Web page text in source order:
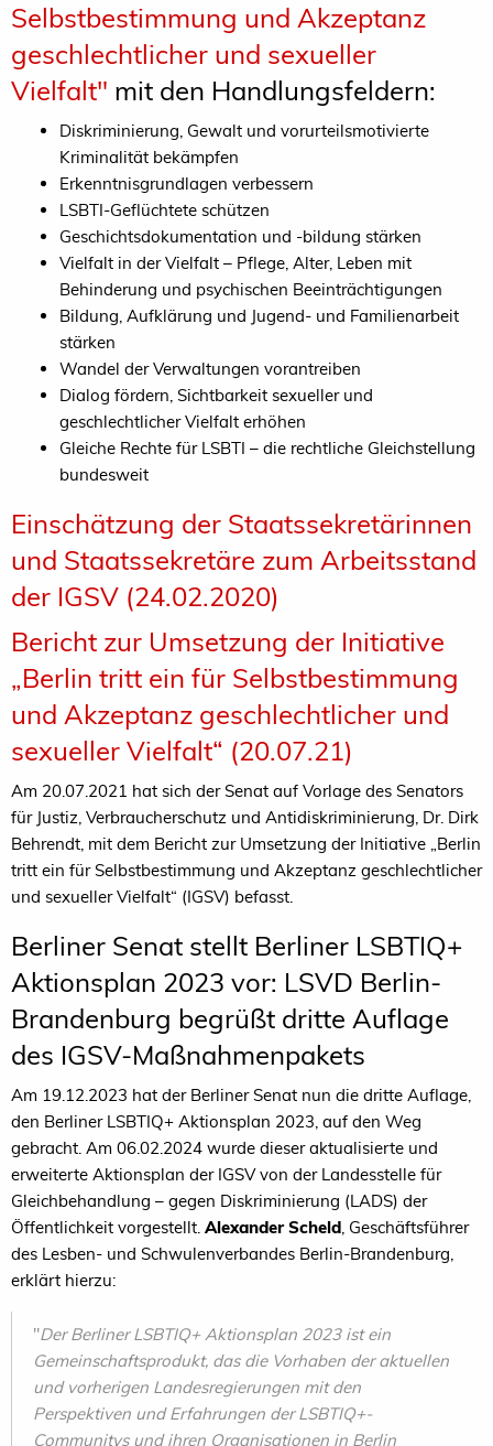
Selbstbestimmung und Akzeptanz
geschlechtlicher und sexueller
Vielfalt" mit den Handlungsfeldern:
Diskriminierung, Gewalt und vorurteilsmotivierte
Kriminalität bekämpfen
Erkenntnisgrundlagen verbessern
LSBTI-Geflüchtete schützen
Geschichtsdokumentation und -bildung stärken
Vielfalt in der Vielfalt – Pflege, Alter, Leben mit
Behinderung und psychischen Beeinträchtigungen
Bildung, Aufklärung und Jugend- und Familienarbeit
stärken
Wandel der Verwaltungen vorantreiben
Dialog fördern, Sichtbarkeit sexueller und
geschlechtlicher Vielfalt erhöhen
Gleiche Rechte für LSBTI – die rechtliche Gleichstellung
bundesweit
Einschätzung der Staatssekretärinnen
und Staatssekretäre zum Arbeitsstand
der IGSV (24.02.2020)
Bericht zur Umsetzung der Initiative
„Berlin tritt ein für Selbstbestimmung
und Akzeptanz geschlechtlicher und
sexueller Vielfalt“ (20.07.21)
Am 20.07.2021 hat sich der Senat auf Vorlage des Senators
für Justiz, Verbraucherschutz und Antidiskriminierung, Dr. Dirk
Behrendt, mit dem Bericht zur Umsetzung der Initiative „Berlin
tritt ein für Selbstbestimmung und Akzeptanz geschlechtlicher
und sexueller Vielfalt“ (IGSV) befasst.
Berliner Senat stellt Berliner LSBTIQ+
Aktionsplan 2023 vor: LSVD Berlin-
Brandenburg begrüßt dritte Auflage
des IGSV-Maßnahmenpakets
Am 19.12.2023 hat der Berliner Senat nun die dritte Auflage,
den Berliner LSBTIQ+ Aktionsplan 2023, auf den Weg
gebracht. Am 06.02.2024 wurde dieser aktualisierte und
erweiterte Aktionsplan der IGSV von der Landesstelle für
Gleichbehandlung – gegen Diskriminierung (LADS) der
Öffentlichkeit vorgestellt. Alexander Scheld, Geschäftsführer
des Lesben- und Schwulenverbandes Berlin-Brandenburg,
erklärt hierzu:
"Der Berliner LSBTIQ+ Aktionsplan 2023 ist ein
Gemeinschaftsprodukt, das die Vorhaben der aktuellen
und vorherigen Landesregierungen mit den
Perspektiven und Erfahrungen der LSBTIQ+-
Communitys und ihren Organisationen in Berlin